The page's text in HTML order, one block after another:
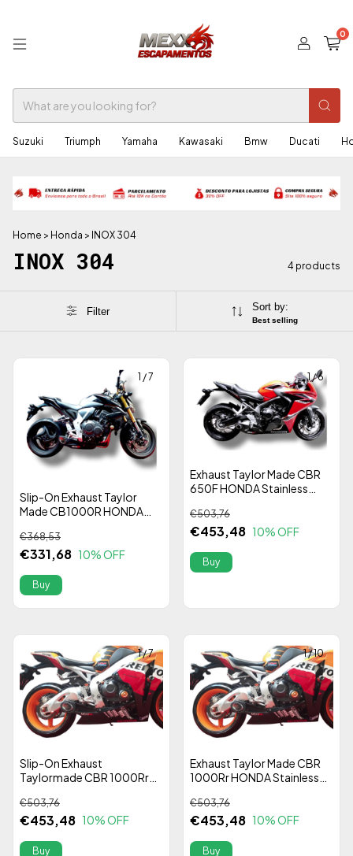
0
Suzuki Triumph Yamaha Kawasaki Bmw Ducati
Home > Honda > INOX 304
INOX 304 4 products
Filter Sort by:
Best selling
1 /7
Slip-On Exhaust Taylor
Made CB1000R HONDA
Performance
€331,68
€368,53
10% OFF
1/6
Exhaust Taylor Made CBR
650F HONDA Stainless
€453,48
€503,76
10% OFF
1/7
Slip-On Exhaust
Taylormade CBR 1000Rr
Alta Performance
€453,48
€503,76
10% OFF
1/10
Exhaust Taylor Made CBR
1000Rr HONDA Stainless
€453,48
€503,76
10% OFF